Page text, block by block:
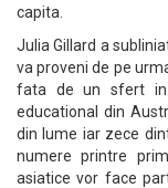
capita.
Julia Gillard a
va proveni de pe
fata de un sfert in
educational din
din lume iar zece
numere printre
asiatice vor face